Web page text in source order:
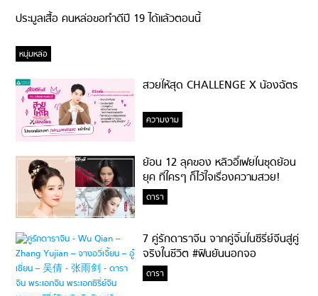
ประมูลเสื้อ คนหล่อขอทำดีปี 19 ได้แล้วตอนนี้
หนุ่มหล่อ
สวยให้สุด CHALLENGE X น้องฉัตร
ความงาม
ย้อน 12 ลุคของ หลิวอี้เฟยในชุดย้อน
ยุค ที่ใครๆ ก็ไว้ใจเรื่องความสวย!
ดารา
7 คู่รักดาราจีน จากคู่จิ้นในซีรี่ย์จีนสู่คู่
จริงในชีวิต #ฟินยันนอกจอ
ดารา